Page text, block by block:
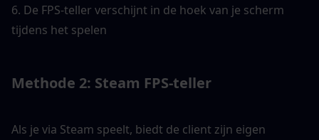
6. De FPS-teller verschijnt in de hoek van je scherm
tijdens het spelen
Methode 2: Steam FPS-teller
Als je via Steam speelt, biedt de client zijn eigen